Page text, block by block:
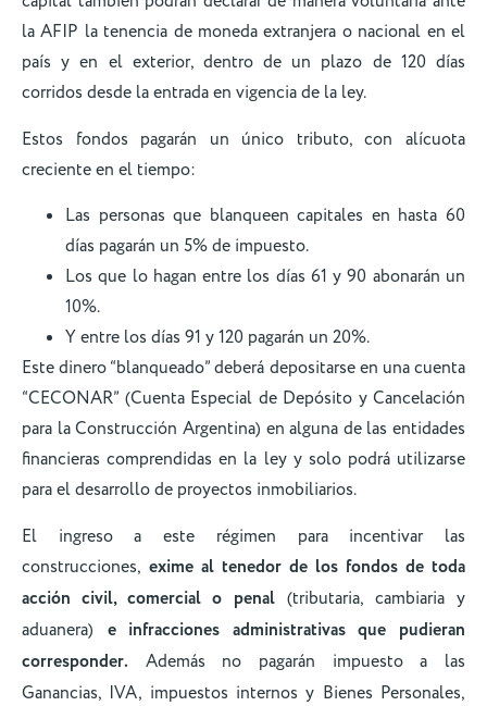
la AFIP la tenencia de moneda extranjera o nacional en el
país y en el exterior, dentro de un plazo de 120 días
corridos desde la entrada en vigencia de la ley.
Estos fondos pagarán un único tributo, con alícuota
creciente en el tiempo:
Las personas que blanqueen capitales en hasta 60
días pagarán un 5% de impuesto.
Los que lo hagan entre los días 61 y 90 abonarán un
10%.
Y entre los días 91 y 120 pagarán un 20%.
Este dinero “blanqueado” deberá depositarse en una cuenta
“CECONAR” (Cuenta Especial de Depósito y Cancelación
para la Construcción Argentina) en alguna de las entidades
financieras comprendidas en la ley y solo podrá utilizarse
para el desarrollo de proyectos inmobiliarios.
El ingreso a este régimen para incentivar las
construcciones, exime al tenedor de los fondos de toda
acción civil, comercial o penal(tributaria, cambiaria y
aduanera) e infracciones administrativas que pudieran
corresponder. Además no pagarán impuesto a las
Ganancias, IVA, impuestos internos y Bienes Personales,